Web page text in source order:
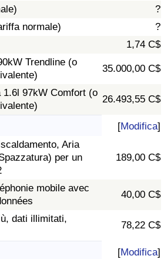
?
normale)
?
1,74 C$
Trendline (o
35.000,00 C$
1.6l 97kW Comfort (o
26.493,55 C$
[Modifica]
Aria
per un
189,00 C$
mobile avec
40,00 C$
dati illimitati,
78,22 C$
[Modifica]